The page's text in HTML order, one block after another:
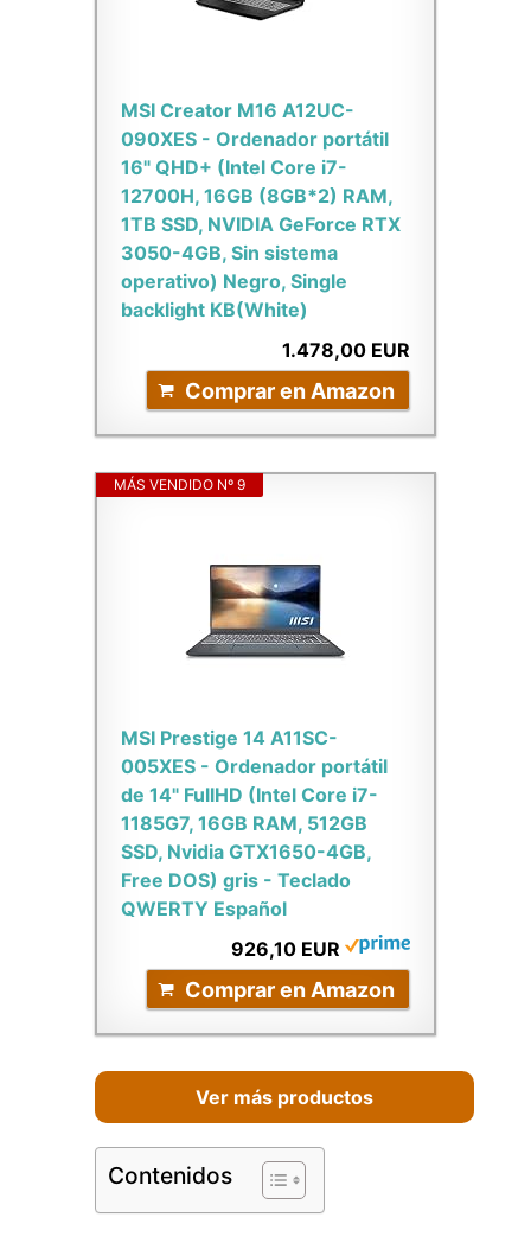
MSI Creator M16 A12UC-
090XES - Ordenador portátil
16" QHD+ (Intel Core i7-
12700H, 16GB (8GB*2) RAM,
1TB SSD, NVIDIA GeForce RTX
3050-4GB, Sin sistema
operativo) Negro, Single
backlight KB(White)
1.478,00 EUR
Comprar en Amazon
MÁS VENDIDO Nº 9
MSI Prestige 14 A11SC-
005XES - Ordenador portátil
de 14" FullHD (Intel Core i7-
1185G7, 16GB RAM, 512GB
SSD, Nvidia GTX1650-4GB,
Free DOS) gris - Teclado
QWERTY Español
926,10 EUR
Comprar en Amazon
Ver más productos
Contenidos